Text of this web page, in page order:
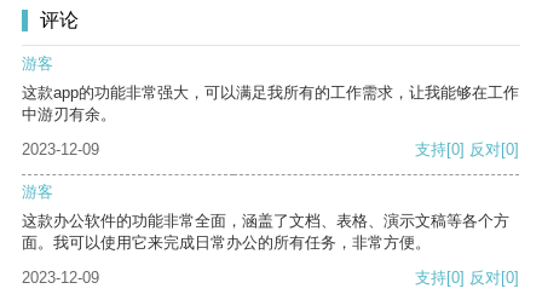
评论
游客
这款app的功能非常强大，可以满足我所有的工作需求，让我能够在工作
中游刃有余。
2023-12-09
支持[0] 反对[0]
游客
这款办公软件的功能非常全面，涵盖了文档、表格、演示文稿等各个方
面。我可以使用它来完成日常办公的所有任务，非常方便。
2023-12-09
支持[0] 反对[0]